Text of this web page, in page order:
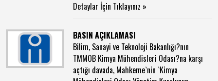
Detaylar İçin Tıklayınız »
BASIN AÇIKLAMASI
Bilim, Sanayi ve Teknoloji Bakanlığı?nın
TMMOB Kimya Mühendisleri Odası?na karşı
açtığı davada, Mahkeme`nin `Kimya